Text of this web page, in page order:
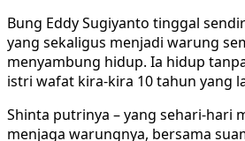
Bung Eddy Sugiyanto tinggal
yang sekaligus menjadi warung
menyambung hidup. Ia hidup
istri wafat kira-kira 10 tahun yang
Shinta putrinya – yang sehari-hari
menjaga warungnya, bersama